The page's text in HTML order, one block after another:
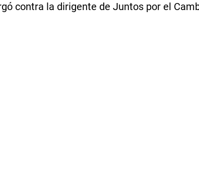
contra la dirigente de Juntos por el